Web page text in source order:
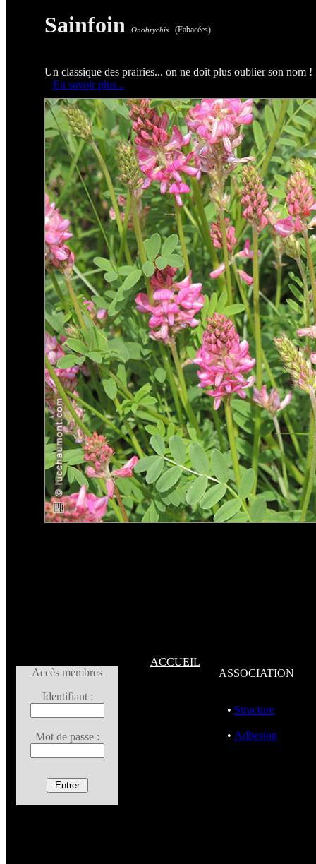
Sainfoin Onobrychis (Fabacées)
Un classique des prairies... on ne doit plus oublier son nom !
En savoir plus...
Accès membres
Identifiant :
Mot de passe :
ACCUEIL
ASSOCIATION
• Structure
• Adhesion